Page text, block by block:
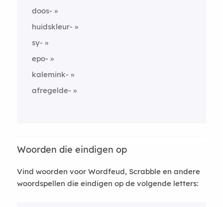
doos-
huidskleur-
sy-
epo-
kalemink-
afregelde-
Woorden die eindigen op
Vind woorden voor Wordfeud, Scrabble en andere
woordspellen die eindigen op de volgende letters: